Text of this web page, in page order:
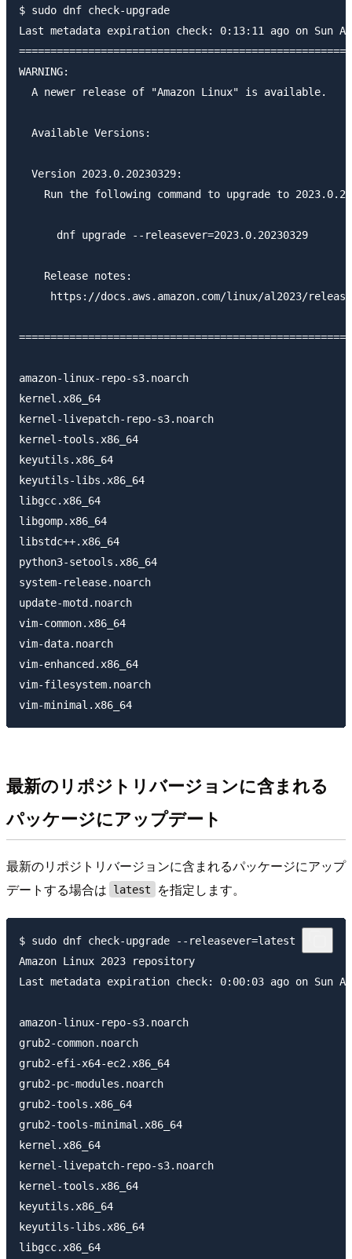
$ sudo dnf check-upgrade
Last metadata expiration check: 0:13:11 ago on Sun
WARNING:
  A newer release of "Amazon Linux" is available.
  Available Versions:
  Version 2023.0.20230329:
Run the following command to upgrade to
      dnf upgrade --releasever=2023.0.20230329
    Release notes:
https://docs.aws.amazon.com/linux/al2023/
amazon-linux-repo-s3.noarch
kernel.x86_64
kernel-livepatch-repo-s3.noarch
kernel-tools.x86_64
keyutils.x86_64
keyutils-libs.x86_64
libgcc.x86_64
libgomp.x86_64
libstdc++.x86_64
python3-setools.x86_64
system-release.noarch
update-motd.noarch
vim-common.x86_64
vim-data.noarch
vim-enhanced.x86_64
vim-filesystem.noarch
最新のリポジトリバージョンに含まれる
パッケージにアップデート
最新のリポジトリバージョンに含まれるパッケージにアップ
デートする場合は
latest を指定します。
$ sudo dnf check-upgrade --releasever=latest
Amazon Linux 2023 repository
Last metadata expiration check: 0:00:03 ago on Sun
amazon-linux-repo-s3.noarch
grub2-common.noarch
grub2-efi-x64-ec2.x86_64
grub2-pc-modules.noarch
grub2-tools.x86_64
grub2-tools-minimal.x86_64
kernel.x86_64
kernel-livepatch-repo-s3.noarch
kernel-tools.x86_64
keyutils.x86_64
keyutils-libs.x86_64
libgcc.x86_64